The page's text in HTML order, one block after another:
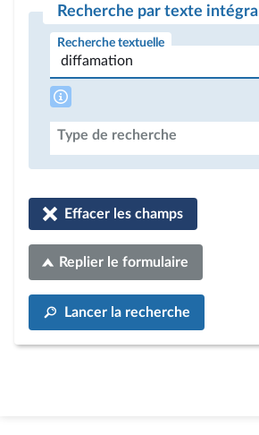
Recherche par texte intégral
Recherche textuelle
Type de recherche
Effacer les champs
Replier le formulaire
Lancer la recherche